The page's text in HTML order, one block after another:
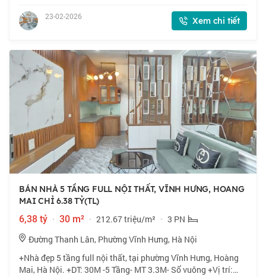
chục mét, ngõ nông rộng thoán
23-02-2026 Xem chi tiết
BÁN NHÀ 5 TẦNG FULL NỘI THẤT, VĨNH HƯNG, HOANG
MAI CHỈ 6.38 TỶ(TL)
6,38 tỷ · 30 m² · 212.67 triệu/m² · 3 PN
Đường Thanh Lân, Phường Vĩnh Hưng, Hà Nội
+Nhà đẹp 5 tầng full nội thất, tại phường Vĩnh Hưng, Hoàng
Mai, Hà Nội. +DT: 30M -5 Tầng- MT 3.3M- Sổ vuông +Vị trí: